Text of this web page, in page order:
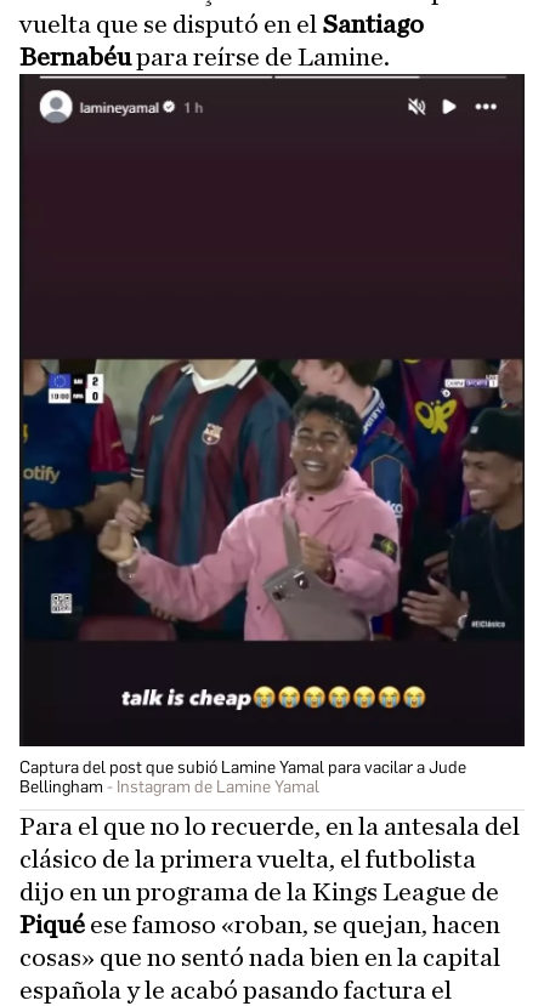
vuelta que se disputó en el Santiago
Bernabéupara reírse de Lamine.
Captura del post que subió Lamine Yamal para vacilar a Jude
Bellingham
Instagram de Lamine Yamal
Para el que no lo recuerde, en la antesala del
clásico de la primera vuelta, el futbolista
dijo en un programa de la Kings League de
Piqué ese famoso «roban, se quejan, hacen
cosas» que no sentó nada bien en la capital
española y le acabó pasando factura el